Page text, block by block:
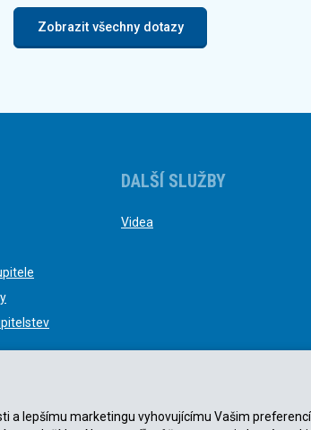
Zobrazit všechny dotazy
DALŠÍ SLUŽBY
Videa
a lepšímu marketingu vyhovujícímu Vašim